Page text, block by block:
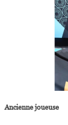
Ancienne joueuse